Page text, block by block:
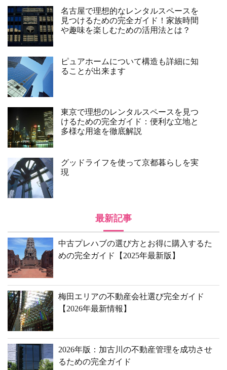
名古屋で理想的なレンタルスペースを
見つけるための完全ガイド！家族時間
や趣味を楽しむための活用法とは？
ピュアホームについて構造も詳細に知
ることが出来ます
東京で理想のレンタルスペースを見つ
けるための完全ガイド：便利な立地と
多様な用途を徹底解説
グッドライフを使って京都暮らしを実
現
最新記事
中古プレハブの選び方とお得に購入するた
めの完全ガイド【2025年最新版】
梅田エリアの不動産会社選び完全ガイド
【2026年最新情報】
2026年版：加古川の不動産管理を成功させ
るための完全ガイド